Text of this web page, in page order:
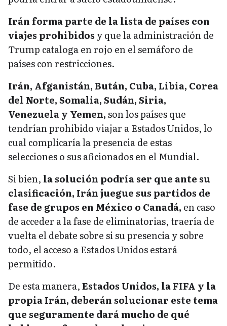
Irán forma parte de la lista de países con
viajes prohibidos y que la administración de
Trump cataloga en rojo en el semáforo de
países con restricciones.
Irán, Afganistán, Bután, Cuba, Libia, Corea
del Norte, Somalia, Sudán, Siria,
Venezuela y Yemen,son los países que
tendrían prohibido viajar a Estados Unidos, lo
cual complicaría la presencia de estas
selecciones o sus aficionados en el Mundial.
Si bien, la solución podría ser que ante su
clasificación, Irán juegue sus partidos de
fase de grupos en México o Canadá, en caso
de acceder a la fase de eliminatorias, traería de
vuelta el debate sobre si su presencia y sobre
todo, el acceso a Estados Unidos estará
permitido.
De esta manera,Estados Unidos, la FIFA y la
propia Irán, deberán solucionar este tema
que seguramente dará mucho de qué